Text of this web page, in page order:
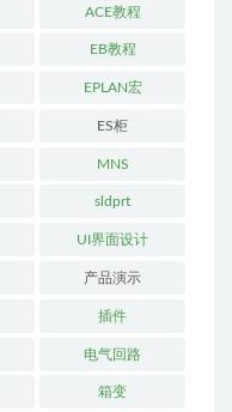
ACE教程
EB教程
EPLAN宏
ES柜
MNS
sldprt
UI界面设计
产品演示
插件
电气回路
箱变